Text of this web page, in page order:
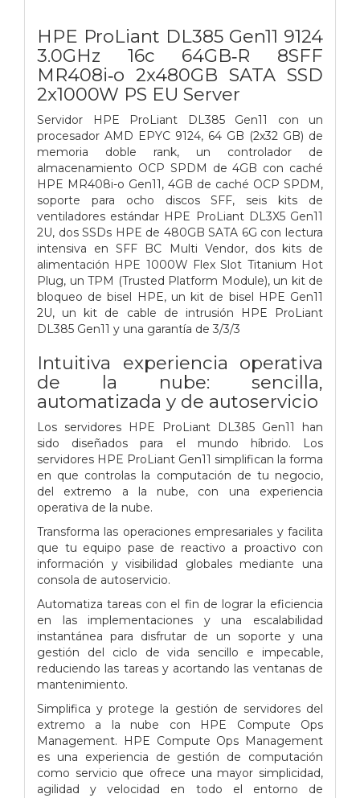
HPE ProLiant DL385 Gen11 9124
3.0GHz 16c 64GB‑R 8SFF
MR408i‑o 2x480GB SATA SSD
2x1000W PS EU Server
Servidor HPE ProLiant DL385 Gen11 con un
procesador AMD EPYC 9124, 64 GB (2x32 GB) de
memoria doble rank, un controlador de
almacenamiento OCP SPDM de 4GB con caché
HPE MR408i-o Gen11, 4GB de caché OCP SPDM,
soporte para ocho discos SFF, seis kits de
ventiladores estándar HPE ProLiant DL3X5 Gen11
2U, dos SSDs HPE de 480GB SATA 6G con lectura
intensiva en SFF BC Multi Vendor, dos kits de
alimentación HPE 1000W Flex Slot Titanium Hot
Plug, un TPM (Trusted Platform Module), un kit de
bloqueo de bisel HPE, un kit de bisel HPE Gen11
2U, un kit de cable de intrusión HPE ProLiant
DL385 Gen11 y una garantía de 3/3/3
Intuitiva experiencia operativa
de la nube: sencilla,
automatizada y de autoservicio
Los servidores HPE ProLiant DL385 Gen11 han
sido diseñados para el mundo híbrido. Los
servidores HPE ProLiant Gen11 simplifican la forma
en que controlas la computación de tu negocio,
del extremo a la nube, con una experiencia
operativa de la nube.
Transforma las operaciones empresariales y facilita
que tu equipo pase de reactivo a proactivo con
información y visibilidad globales mediante una
consola de autoservicio.
Automatiza tareas con el fin de lograr la eficiencia
en las implementaciones y una escalabilidad
instantánea para disfrutar de un soporte y una
gestión del ciclo de vida sencillo e impecable,
reduciendo las tareas y acortando las ventanas de
mantenimiento.
Simplifica y protege la gestión de servidores del
extremo a la nube con HPE Compute Ops
Management. HPE Compute Ops Management
es una experiencia de gestión de computación
como servicio que ofrece una mayor simplicidad,
agilidad y velocidad en todo el entorno de